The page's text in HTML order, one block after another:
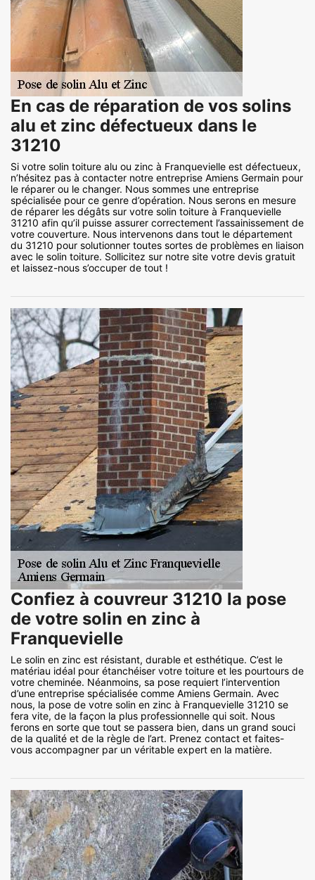
En cas de réparation de vos solins
alu et zinc défectueux dans le
31210
Si votre solin toiture alu ou zinc à Franquevielle est défectueux,
n’hésitez pas à contacter notre entreprise Amiens Germain pour
le réparer ou le changer. Nous sommes une entreprise
spécialisée pour ce genre d’opération. Nous serons en mesure
de réparer les dégâts sur votre solin toiture à Franquevielle
31210 afin qu’il puisse assurer correctement l’assainissement de
votre couverture. Nous intervenons dans tout le département
du 31210 pour solutionner toutes sortes de problèmes en liaison
avec le solin toiture. Sollicitez sur notre site votre devis gratuit
et laissez-nous s’occuper de tout !
Confiez à couvreur 31210 la pose
de votre solin en zinc à
Franquevielle
Le solin en zinc est résistant, durable et esthétique. C’est le
matériau idéal pour étanchéiser votre toiture et les pourtours de
votre cheminée. Néanmoins, sa pose requiert l’intervention
d’une entreprise spécialisée comme Amiens Germain. Avec
nous, la pose de votre solin en zinc à Franquevielle 31210 se
fera vite, de la façon la plus professionnelle qui soit. Nous
ferons en sorte que tout se passera bien, dans un grand souci
de la qualité et de la règle de l’art. Prenez contact et faites-
vous accompagner par un véritable expert en la matière.